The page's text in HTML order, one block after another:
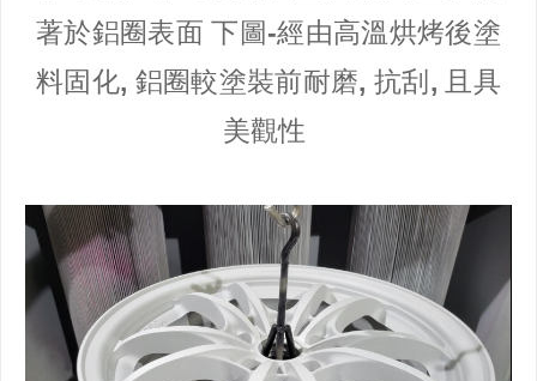
著於鋁圈表面 下圖-經由高溫烘烤後塗
料固化, 鋁圈較塗裝前耐磨, 抗刮, 且具
美觀性